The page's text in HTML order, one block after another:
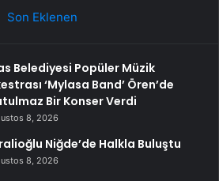
Son Eklenen
Belediyesi Popüler Müzik
‘Mylasa Band’ Ören’de
Bir Konser Verdi
8, 2026
Niğde’de Halkla Buluştu
8, 2026